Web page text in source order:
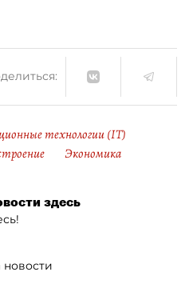
технологии (IT)
Экономика
здесь
новости